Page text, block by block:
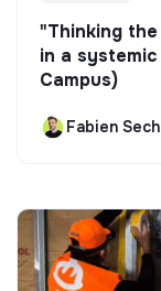
"Thinking
in a
Campus)
Fabien